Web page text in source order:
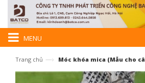
MENU
Trang chủ —› Móc khóa mica (Mẫu cho